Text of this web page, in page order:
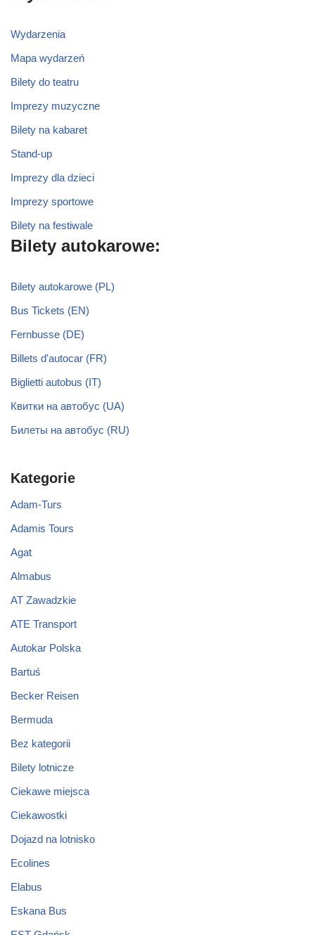
Wydarzenia
Mapa wydarzeń
Bilety do teatru
Imprezy muzyczne
Bilety na kabaret
Stand-up
Imprezy dla dzieci
Imprezy sportowe
Bilety na festiwale
Bilety autokarowe:
Bilety autokarowe (PL)
Bus Tickets (EN)
Fernbusse (DE)
Billets d'autocar (FR)
Biglietti autobus (IT)
Квитки на автобус (UA)
Билеты на автобус (RU)
Kategorie
Adam-Turs
Adamis Tours
Agat
Almabus
AT Zawadzkie
ATE Transport
Autokar Polska
Bartuś
Becker Reisen
Bermuda
Bez kategorii
Bilety lotnicze
Ciekawe miejsca
Ciekawostki
Dojazd na lotnisko
Ecolines
Elabus
Eskana Bus